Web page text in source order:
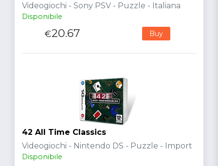
Videogiochi - Sony PSV - Puzzle - Italiana
Disponibile
€20.67 Buy
42 All Time Classics
Videogiochi - Nintendo DS - Puzzle - Import
Disponibile